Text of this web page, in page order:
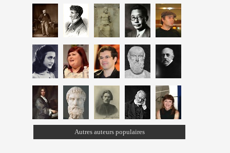
Autres auteurs populaires